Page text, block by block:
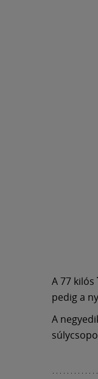
A 77 kilós
pedig a
A